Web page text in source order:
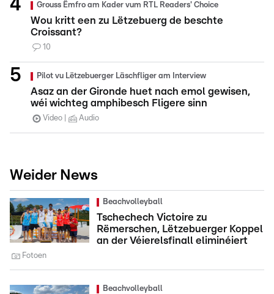
Grouss Ëmfro am Kader vum RTL Readers' Choice
Wou kritt een zu Lëtzebuerg de beschte
Croissant?
10
Pilot vu Lëtzebuerger Läschfliger am Interview
Asaz an der Gironde huet nach emol gewisen,
wéi wichteg amphibesch Fligere sinn
Video Audio
Weider News
Beachvolleyball
Tschechech Victoire zu
Rëmerschen, Lëtzebuerger Koppel
an der Véierelsfinall eliminéiert
Fotoen
Beachvolleyball